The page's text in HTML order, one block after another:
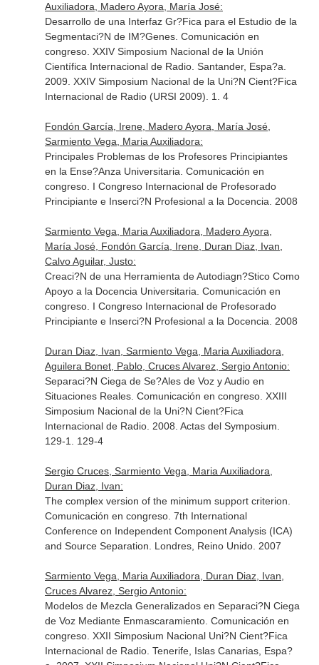
Auxiliadora, Madero Ayora, María José:
Desarrollo de una Interfaz Gr?Fica para el Estudio de la
Segmentaci?N de IM?Genes. Comunicación en
congreso. XXIV Simposium Nacional de la Unión
Científica Internacional de Radio. Santander, Espa?a.
2009. XXIV Simposium Nacional de la Uni?N Cient?Fica
Internacional de Radio (URSI 2009). 1. 4
Fondón García, Irene, Madero Ayora, María José,
Sarmiento Vega, Maria Auxiliadora:
Principales Problemas de los Profesores Principiantes
en la Ense?Anza Universitaria. Comunicación en
congreso. I Congreso Internacional de Profesorado
Principiante e Inserci?N Profesional a la Docencia. 2008
Sarmiento Vega, Maria Auxiliadora, Madero Ayora,
María José, Fondón García, Irene, Duran Diaz, Ivan,
Calvo Aguilar, Justo:
Creaci?N de una Herramienta de Autodiagn?Stico Como
Apoyo a la Docencia Universitaria. Comunicación en
congreso. I Congreso Internacional de Profesorado
Principiante e Inserci?N Profesional a la Docencia. 2008
Duran Diaz, Ivan, Sarmiento Vega, Maria Auxiliadora,
Aguilera Bonet, Pablo, Cruces Alvarez, Sergio Antonio:
Separaci?N Ciega de Se?Ales de Voz y Audio en
Situaciones Reales. Comunicación en congreso. XXIII
Simposium Nacional de la Uni?N Cient?Fica
Internacional de Radio. 2008. Actas del Symposium.
129-1. 129-4
Sergio Cruces, Sarmiento Vega, Maria Auxiliadora,
Duran Diaz, Ivan:
The complex version of the minimum support criterion.
Comunicación en congreso. 7th International
Conference on Independent Component Analysis (ICA)
and Source Separation. Londres, Reino Unido. 2007
Sarmiento Vega, Maria Auxiliadora, Duran Diaz, Ivan,
Cruces Alvarez, Sergio Antonio:
Modelos de Mezcla Generalizados en Separaci?N Ciega
de Voz Mediante Enmascaramiento. Comunicación en
congreso. XXII Simposium Nacional Uni?N Cient?Fica
Internacional de Radio. Tenerife, Islas Canarias, Espa?